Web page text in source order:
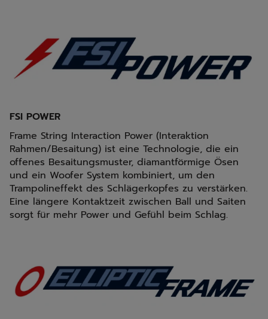
FSI POWER
Frame String Interaction Power (Interaktion
Rahmen/Besaitung) ist eine Technologie, die ein
offenes Besaitungsmuster, diamantförmige Ösen
und ein Woofer System kombiniert, um den
Trampolineffekt des Schlägerkopfes zu verstärken.
Eine längere Kontaktzeit zwischen Ball und Saiten
sorgt für mehr Power und Gefühl beim Schlag.